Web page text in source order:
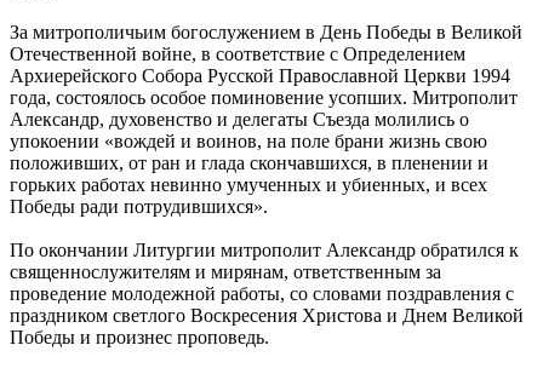
За митрополичьим богослужением в День Победы в Великой
Отечественной войне, в соответствие с Определением
Архиерейского Собора Русской Православной Церкви 1994
года, состоялось особое поминовение усопших. Митрополит
Александр, духовенство и делегаты Съезда молились о
упокоении «вождей и воинов, на поле брани жизнь свою
положивших, от ран и глада скончавшихся, в пленении и
горьких работах невинно умученных и убиенных, и всех
Победы ради потрудившихся».
По окончании Литургии митрополит Александр обратился к
священнослужителям и мирянам, ответственным за
проведение молодежной работы, со словами поздравления с
праздником светлого Воскресения Христова и Днем Великой
Победы и произнес проповедь.